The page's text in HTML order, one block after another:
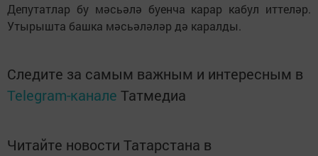
Депутатлар бу мәсьәлә буенча карар кабул иттеләр.
Утырышта башка мәсьәләләр дә каралды.
Следите за самым важным и интересным в
Telegram-канале Татмедиа
Читайте новости Татарстана в